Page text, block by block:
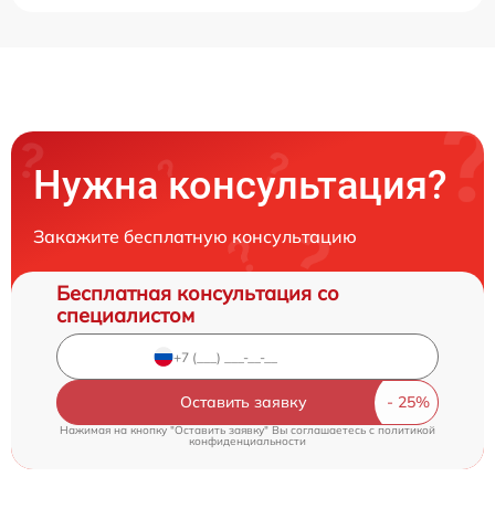
Нужна консультация?
Закажите бесплатную консультацию
Бесплатная консультация со
специалистом
Оставить заявку
Нажимая на кнопку "Оставить заявку" Вы соглашаетесь cполитикой
конфиденциальности